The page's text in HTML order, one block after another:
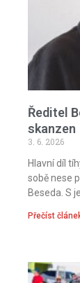
Ředitel
skanzen
3. 6. 2026
Hlavní díl
sobě nese
Beseda. S
Přečíst